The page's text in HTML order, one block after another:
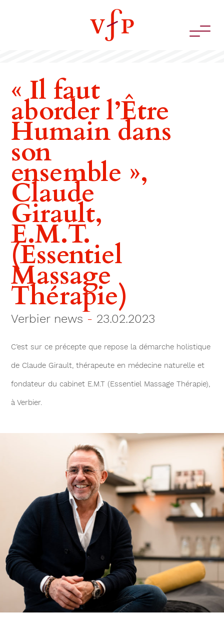
« Il faut
aborder l’Être
Humain dans
son
ensemble »,
Claude
Girault,
E.M.T.
(Essentiel
Massage
Thérapie)
Verbier news - 23.02.2023
C’est sur ce précepte que repose la démarche holistique
de Claude Girault, thérapeute en médecine naturelle et
fondateur du cabinet E.M.T (Essentiel Massage Thérapie),
à Verbier.